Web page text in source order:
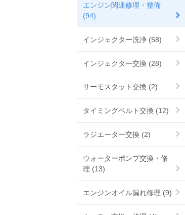
エンジン関連修理・整備
(94)
インジェクター洗浄 (58)
インジェクター交換 (28)
サーモスタット交換 (2)
タイミングベルト交換 (12)
ラジエーター交換 (2)
ウォーターポンプ交換・修
理 (13)
エンジンオイル漏れ修理 (9)